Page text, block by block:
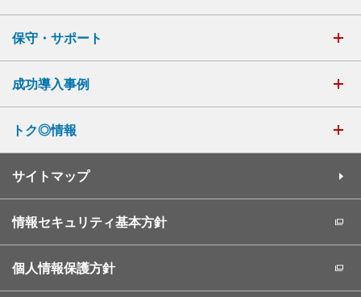
保守・サポート
成功導入事例
トク◎情報
サイトマップ
情報セキュリティ基本方針
個人情報保護方針